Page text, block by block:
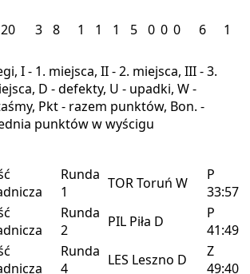
20 3 8 1 1 1 5 0 0 0 6 1
I - 1. miejsca, II - 2. miejsca, III - 3.
D - defekty, U - upadki, W -
Pkt - razem punktów, Bon. -
punktów w wyścigu
Runda
1
TORToruń W
P
33:57
Runda
2
PIL Piła D
P
41:49
Runda
4
LES Leszno D
Z
49:40